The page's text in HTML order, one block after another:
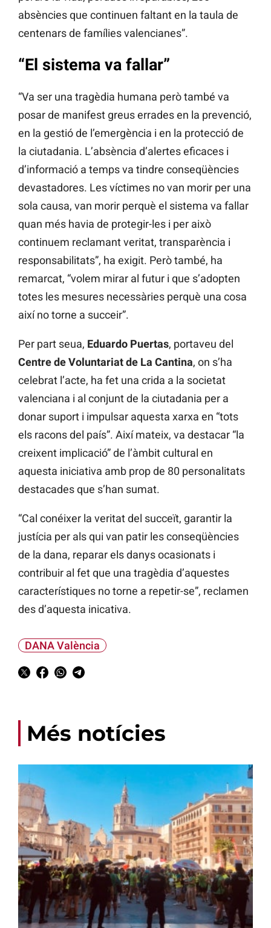
absències que continuen faltant en la taula de
centenars de famílies valencianes”.
“El sistema va fallar”
“Va ser una tragèdia humana però també va
posar de manifest greus errades en la prevenció,
en la gestió de l’emergència i en la protecció de
la ciutadania. L’absència d’alertes eficaces i
d’informació a temps va tindre conseqüències
devastadores. Les víctimes no van morir per una
sola causa, van morir perquè el sistema va fallar
quan més havia de protegir-les i per això
continuem reclamant veritat, transparència i
responsabilitats”, ha exigit. Però també, ha
remarcat, “volem mirar al futur i que s’adopten
totes les mesures necessàries perquè una cosa
així no torne a succeir”.
Per part seua, Eduardo Puertas, portaveu del
Centre de Voluntariat de La Cantina, on s’ha
celebrat l’acte, ha fet una crida a la societat
valenciana i al conjunt de la ciutadania per a
donar suport i impulsar aquesta xarxa en “tots
els racons del país”. Així mateix, va destacar “la
creixent implicació” de l’àmbit cultural en
aquesta iniciativa amb prop de 80 personalitats
destacades que s’han sumat.
“Cal conéixer la veritat del succeït, garantir la
justícia per als qui van patir les conseqüències
de la dana, reparar els danys ocasionats i
contribuir al fet que una tragèdia d’aquestes
característiques no torne a repetir-se”, reclamen
des d’aquesta inicativa.
DANA València
Més notícies